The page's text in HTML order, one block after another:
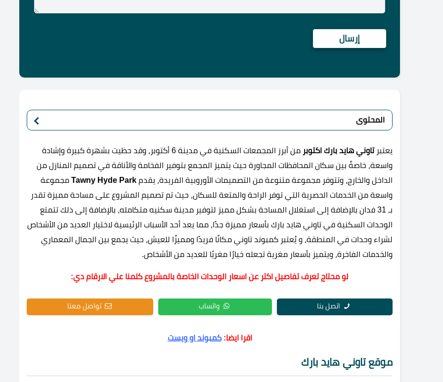
المحتوى
يعتبرتاوني هايد بارك اكتوبر
من أبرز المجمعات السكنية في مدينة 6 أكتوبر، وقد حظيت بشهرة كبيرة وإشادة
واسعة، خاصةً بين سكان المحافظات المجاورة حيث يتميز المجمع بتوفير الفخامة والأناقة في تصميم المنازل من
الداخل والخارج، وتتوفر مجموعة متنوعة من التصميمات الأوروبية الفريدة، يقدم Tawny Hyde Park مجموعة
واسعة من الخدمات الحصرية التي توفر الراحة والمتعة للسكان، حيث تم تصميم المشروع على مساحة مميزة تقدر
بـ 31 فدان بالإضافة إلى استغلال المساحة بشكل مميز لتوفير مدينة سكنيه متكامله، بالإضافة إلى ذلك تتمتع
الوحدات السكنية في تاوني هايد بارك بأسعار مميزة جدًا، مما يعد أحد الأسباب الرئيسية لاختيار العديد من الأشخاص
لشراء وحدات في المنطقة، و يُعتبر كمبوند تاوني مكانًا فريدًا ومميزًا للعيش، حيث يجمع بين الجمال المعماري
والخدمات الفاخرة، ويتميز بأسعار مغرية تجعله خيارًا مغريًا للعديد من الأشخاص.
لو محتاج تعرف تفاصيل اكتر عن اسعار الوحدات الخاصة بالمشروع كلمنا علي الارقام دي:
اتصل بنا واتساب تواصل معنا
اقرا ايضا: كمبوند او ويست
موقع تاوني هايد بارك